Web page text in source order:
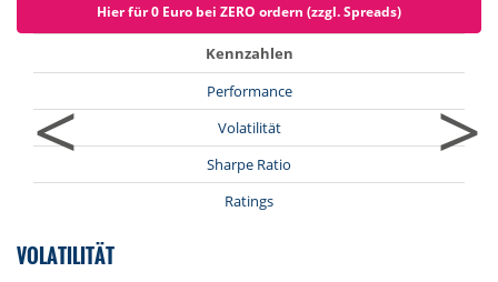
Hier für 0 Euro bei ZERO ordern (zzgl. Spreads)
<
Kennzahlen
Performance
Volatilität
Sharpe Ratio
Ratings
>
VOLATILITÄT